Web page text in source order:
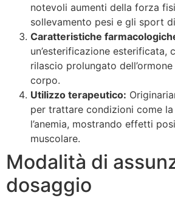
notevoli aumenti della forza
sollevamento pesi e gli sport
Caratteristiche
un’esterificazione esterificata,
rilascio prolungato
corpo.
Utilizzo terapeutico:
per trattare condizioni come
l’anemia, mostrando effetti
muscolare.
Modalità di
dosaggio